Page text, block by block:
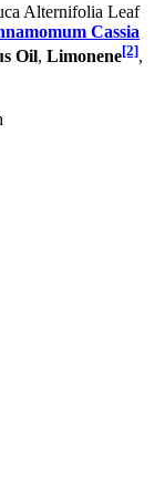
Alternifolia Leaf
Cassia
Oil, Limonene[2],